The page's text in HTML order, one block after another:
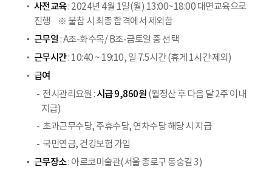
사전교육: 2024년 4월 1일(월) 13:00~18:00 대면교육으로
진행
※ 불참 시 최종 합격에서 제외함
근무일: A조-화수목/ B조-금토일 중 선택
근무시간: 10:40 ~ 19:10, 일 7.5시간 (휴게 1시간 제외)
급여
전시관리요원 : 시급 9,860원 (월정산 후 다음 달 2주 이내
지급)
초과근무수당, 주휴수당, 연차수당 해당 시 지급
국민연금, 건강보험 가입
근무장소: 아르코미술관(서울 종로구 동숭길 3)